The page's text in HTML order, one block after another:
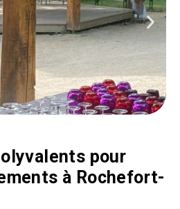
pour
à Rochefort-